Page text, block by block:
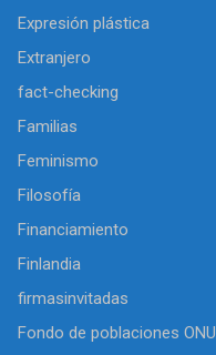
Expresión plástica
Extranjero
fact-checking
Familias
Feminismo
Filosofía
Financiamiento
Finlandia
firmasinvitadas
Fondo de poblaciones ONU